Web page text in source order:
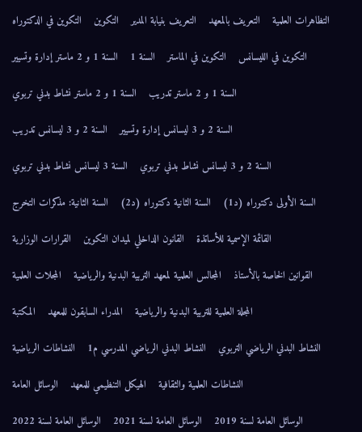
التظاهرات العلمية
التعريف بالمعهد التعريف بنيابة المدير التكوين
التكوين في الدكتوراه
التكوين في الليسانس
التكوين في الماستر السنة 1
السنة 1 و 2 ماستر إدارة وتسيير
السنة 1 و 2 ماستر تدريب
السنة 1 و 2 ماستر نشاط بدني تربوي
السنة 2 و 3 ليسانس إدارة وتسيير
السنة 2 و 3 ليسانس تدريب
السنة 2 و 3 ليسانس نشاط بدني تربوي
السنة 3 ليسانس نشاط بدني تربوي
السنة الأولى دكتوراه (د1)
السنة الثانية دكتوراه (د2)
السنة الثانية: مذكرات التخرج
القائمة الإسمية للأساتذة
القانون الداخلي لميدان التكوين
القرارات الوزارية
القوانين الخاصة بالأستاذ
المجالس العلمية لمعهد التربية البدنية والرياضية
المجلات العلمية
المجلة العلمية للتربية البدنية والرياضية
المدراء السابقون للمعهد
المكتبة
النشاط البدني الرياضي التربوي
النشاط البدني الرياضي المدرسي م1
النشاطات الرياضية
النشاطات العلمية والثقافية
الهيكل التنظيمي للمعهد
الوسائل العامة
الوسائل العامة لسنة 2019
الوسائل العامة لسنة 2021
الوسائل العامة لسنة 2022